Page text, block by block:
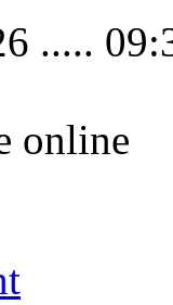
.....
online